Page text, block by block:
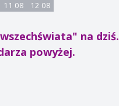
11 08
12 08
na dziś.
powyżej.